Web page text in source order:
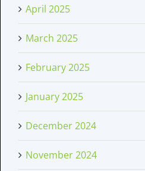
April 2025
March 2025
February 2025
January 2025
December 2024
November 2024